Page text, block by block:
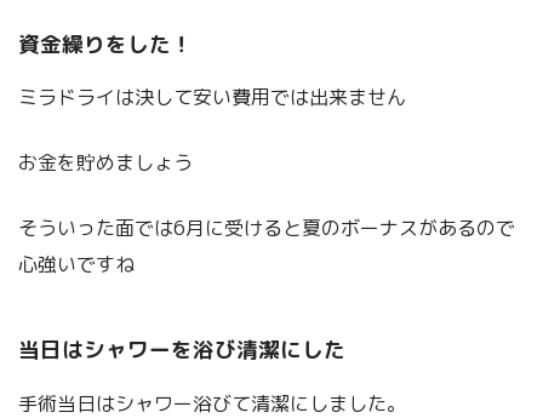
資金繰りをした！
ミラドライは決して安い費用では出来ません
お金を貯めましょう
そういった面では6月に受けると夏のボーナスがあるので
心強いですね
当日はシャワーを浴び清潔にした
手術当日はシャワー浴びて清潔にしました。